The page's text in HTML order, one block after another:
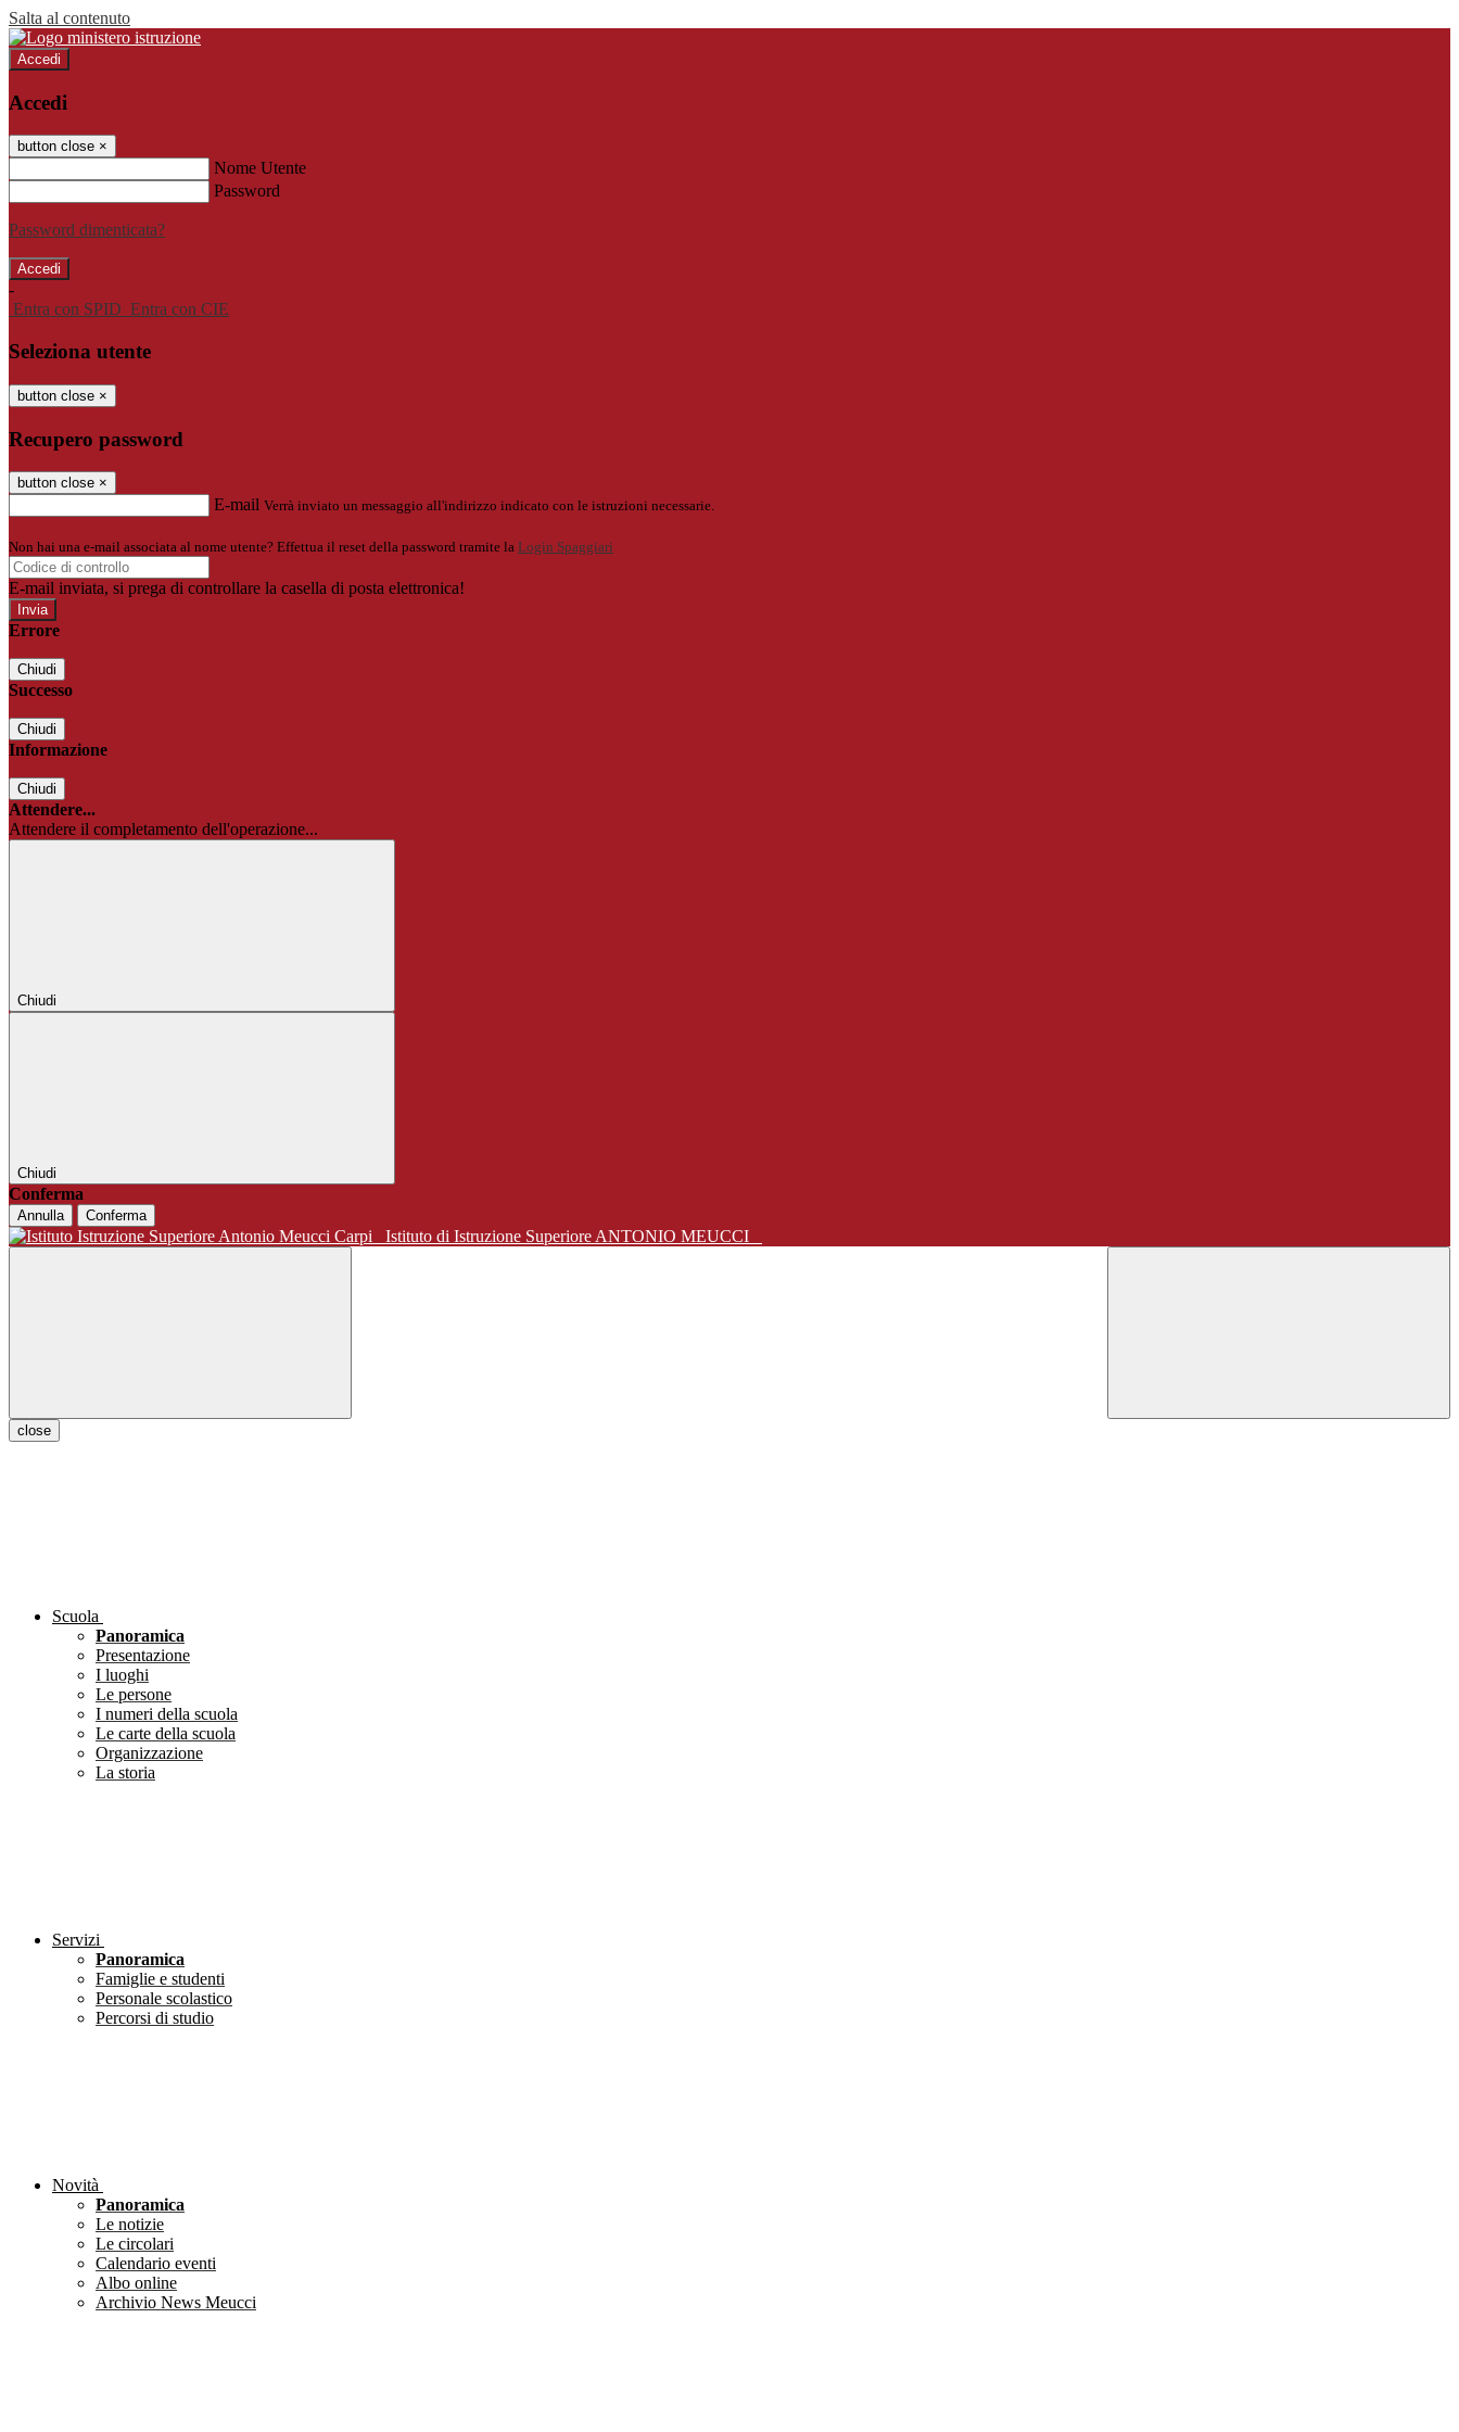
Salta al contenuto
Accedi
Accedi
button close ×
Nome Utente
Password
Password dimenticata?
-
Entra con SPID Entra con CIE
Seleziona utente
button close ×
Recupero password
button close ×
E-mail Verrà inviato un messaggio all'indirizzo indicato con le istruzioni necessarie.
Non hai una e-mail associata al nome utente? Effettua il reset della password tramite la Login Spaggiari
E-mail inviata, si prega di controllare la casella di posta elettronica!
Errore
Chiudi
Successo
Chiudi
Informazione
Chiudi
Attendere...
Attendere il completamento dell'operazione...
Chiudi
Chiudi
Conferma
Annulla Conferma
Istituto di Istruzione Superiore ANTONIO MEUCCI
close
Scuola
Panoramica
Presentazione
I luoghi
Le persone
I numeri della scuola
Le carte della scuola
Organizzazione
La storia
Servizi
Panoramica
Famiglie e studenti
Personale scolastico
Percorsi di studio
Novità
Panoramica
Le notizie
Le circolari
Calendario eventi
Albo online
Archivio News Meucci